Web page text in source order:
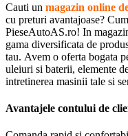
Cauti un magazin online
cu preturi avantajoase?
PieseAutoAS.ro! In
gama diversificata de
tau. Avem o oferta bogata
uleiuri si baterii, elemente
intretinerea masinii tale si
Avantajele contului de